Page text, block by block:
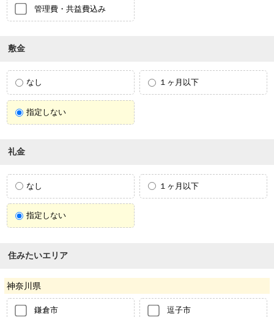
管理費・共益費込み
敷金
なし １ヶ月以下
指定しない
礼金
なし １ヶ月以下
指定しない
住みたいエリア
神奈川県
鎌倉市 逗子市